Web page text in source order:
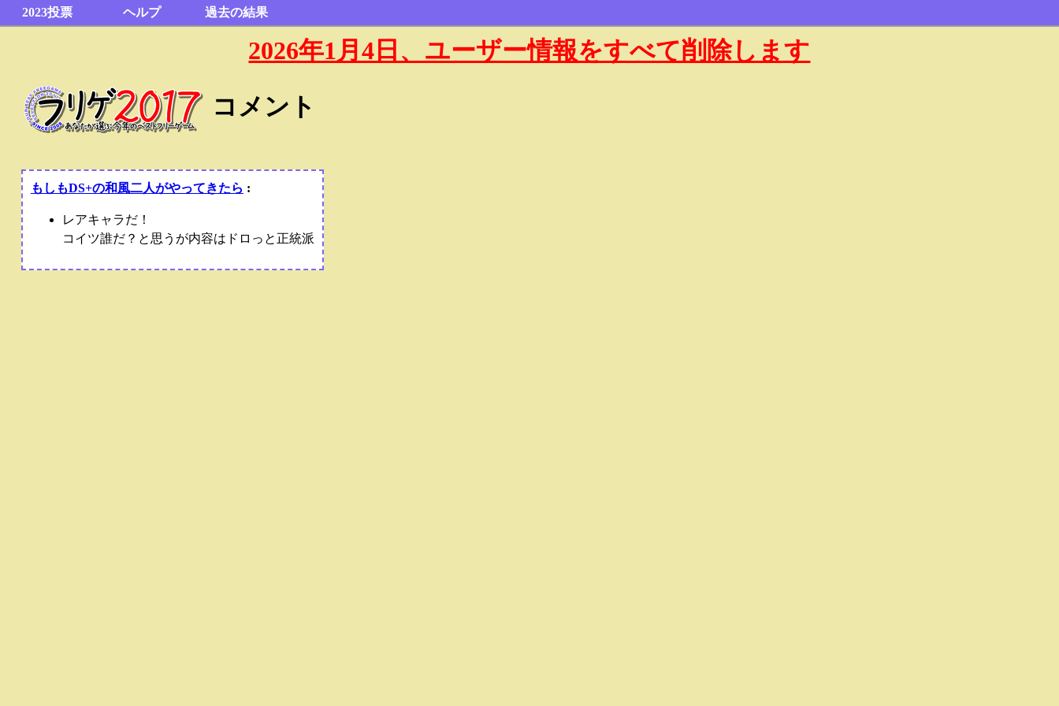
2023投票 ヘルプ 過去の結果
2026年1月4日、ユーザー情報をすべて削除します
コメント
もしもDS+の和風二人がやってきたら :
レアキャラだ！
コイツ誰だ？と思うが内容はドロっと正統派